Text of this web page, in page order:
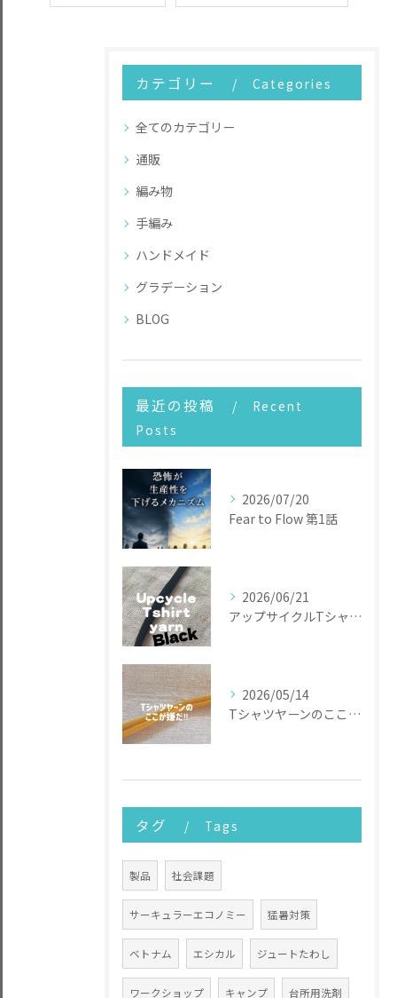
カテゴリー Categories
全てのカテゴリー
通販
編み物
手編み
ハンドメイド
グラデーション
BLOG
最近の投稿
Recent
Posts
2026/07/20
Fear to Flow 第1話
2026/06/21
アップサイクルTシャツヤーン
2026/05/14
Tシャツヤーンのここが嫌だ
タグ Tags
製品 社会課題
サーキュラーエコノミー 猛暑対策
ベトナム エシカル ジュートたわし
ワークショップ キャンプ 台所用洗剤